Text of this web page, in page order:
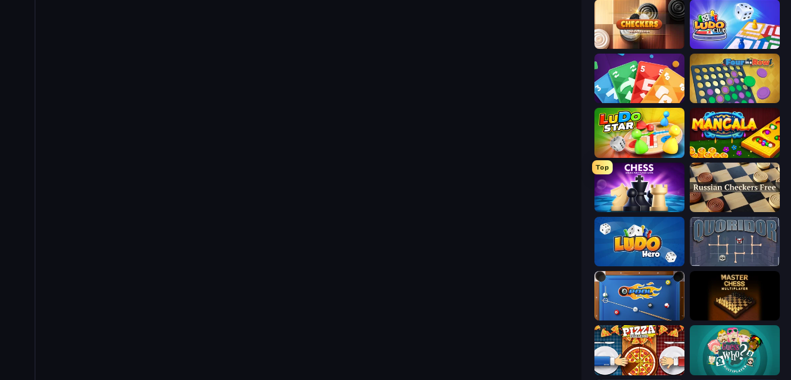
Ludo Club
Foono Online Multiplayer Four in a Row
Ludo Star League Mancala Online
Top
Ajedrez Multijugador Online Russian Checkers Free
Quoridor Online
8 Ball Pool Master Chess
Pizza Challenge ¿Quién es Quién?